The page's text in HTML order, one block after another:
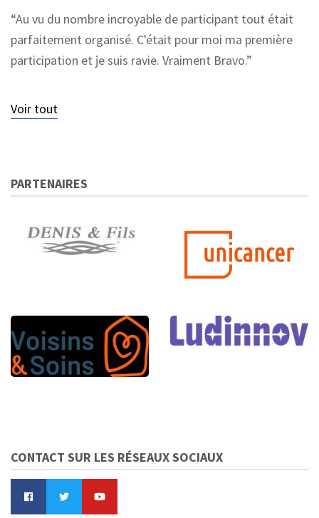
Au vu du nombre incroyable de participant tout était
parfaitement organisé. C'était pour moi ma première
participation et je suis ravie. Vraiment Bravo.
Voir tout
PARTENAIRES
CONTACT SUR LES RÉSEAUX SOCIAUX